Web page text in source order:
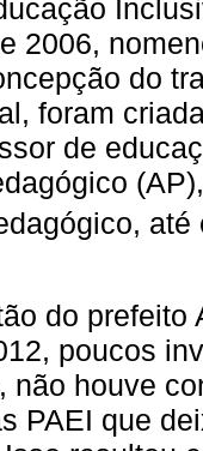
2006,
do
foram
de
do
poucos
não houve
PAEI que